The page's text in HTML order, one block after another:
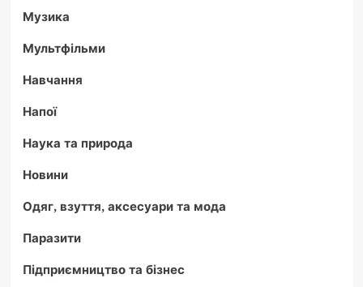
Музика
Мультфільми
Навчання
Напої
Наука та природа
Новини
Одяг, взуття, аксесуари та мода
Паразити
Підприємництво та бізнес